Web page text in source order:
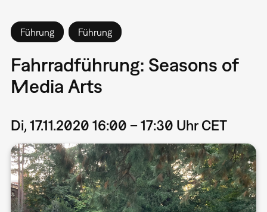
Führung Führung
Fahrradführung: Seasons of
Media Arts
Di, 17.11.2020 16:00 – 17:30 Uhr CET